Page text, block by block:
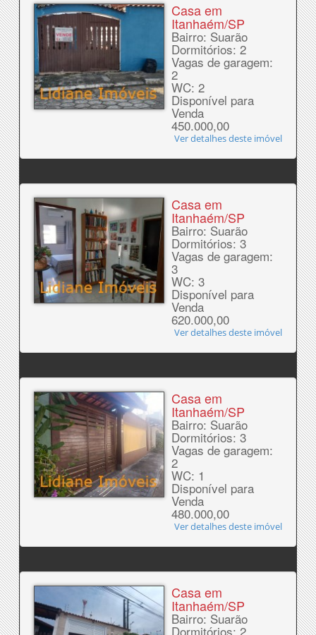
Casa em
Itanhaém/SP
Bairro: Suarão
Dormitórios: 2
Vagas de garagem:
2
WC: 2
Disponível para
Venda
450.000,00
Ver detalhes deste imóvel
Casa em
Itanhaém/SP
Bairro: Suarão
Dormitórios: 3
Vagas de garagem:
3
WC: 3
Disponível para
Venda
620.000,00
Ver detalhes deste imóvel
Casa em
Itanhaém/SP
Bairro: Suarão
Dormitórios: 3
Vagas de garagem:
2
WC: 1
Disponível para
Venda
480.000,00
Ver detalhes deste imóvel
Casa em
Itanhaém/SP
Bairro: Suarão
Dormitórios: 2